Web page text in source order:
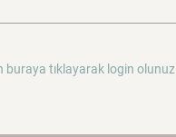
buraya tıklayarak login olunuz